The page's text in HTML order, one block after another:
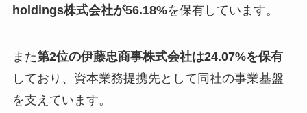
holdings株式会社が56.18%を保有しています。
また第2位の伊藤忠商事株式会社は24.07%を保有
しており、資本業務提携先として同社の事業基盤
を支えています。